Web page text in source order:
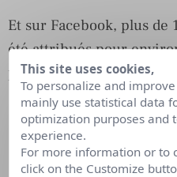
Et sur Facebook, plus
été attribués pour
publiés :
This site uses cookies,
To personalize and
mainly use statistical data
optimization purposes and
experience.
For more information or to
click on the Customize